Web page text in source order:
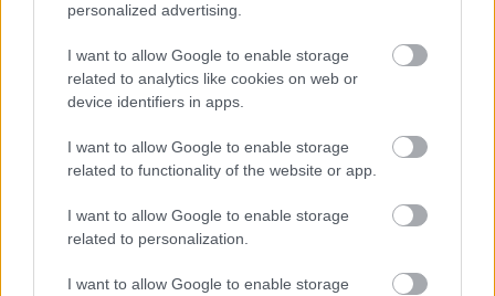
personalized advertising.
I want to allow Google to enable storage
related to analytics like cookies on web or
device identifiers in apps.
I want to allow Google to enable storage
related to functionality of the website or app.
I want to allow Google to enable storage
related to personalization.
I want to allow Google to enable storage
ΣΗΜΕΡΑ ΣΤΟ IATRONET.GR